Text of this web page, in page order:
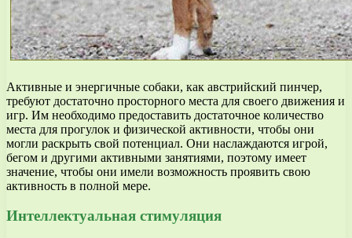
Активные и энергичные собаки, как австрийский пинчер,
требуют достаточно просторного места для своего движения и
игр. Им необходимо предоставить достаточное количество
места для прогулок и физической активности, чтобы они
могли раскрыть свой потенциал. Они наслаждаются игрой,
бегом и другими активными занятиями, поэтому имеет
значение, чтобы они имели возможность проявить свою
активность в полной мере.
Интеллектуальная стимуляция